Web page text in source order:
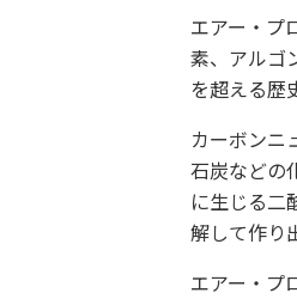
エアー・プ
素、アルゴ
を超える歴
カーボンニ
石炭などの
に生じる二
解して作り
エアー・プ